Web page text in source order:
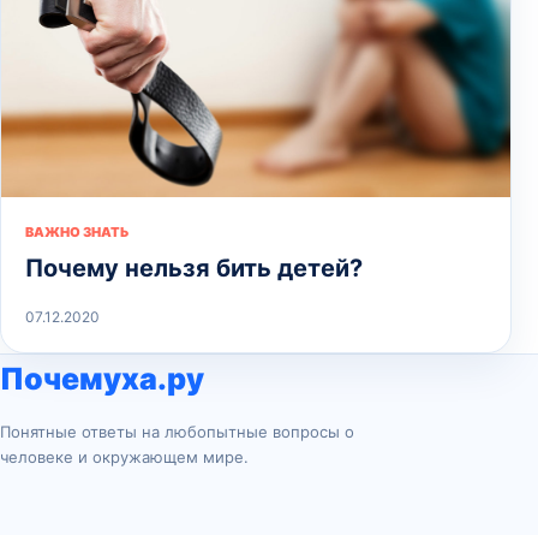
ВАЖНО ЗНАТЬ
Почему нельзя бить детей?
07.12.2020
Почемуха.ру
Понятные ответы на любопытные вопросы о
человеке и окружающем мире.